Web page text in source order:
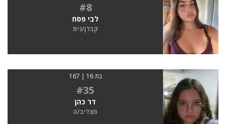
#8
לבי פסח
קבלן/נית
בת 16 | 167
#35
דר כהן
מצליב/ה